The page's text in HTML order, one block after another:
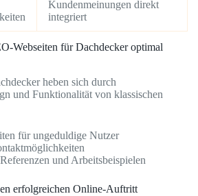
Kundenmeinungen direkt
integriert
Webseiten für Dachdecker optimal
heben sich durch
und Funktionalität von klassischen
für ungeduldige Nutzer
und Arbeitsbeispielen
erfolgreichen Online-Auftritt